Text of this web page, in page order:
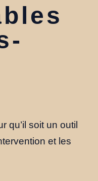
qu’il soit un outil
et les